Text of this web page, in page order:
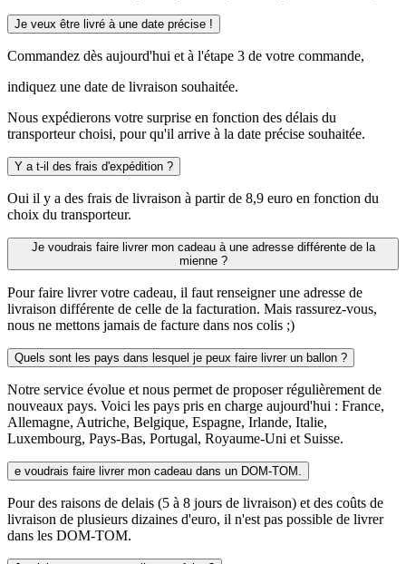
Je veux être livré à une date précise !
Commandez dès aujourd'hui et à l'étape 3 de votre commande,
indiquez une date de livraison souhaitée.
Nous expédierons votre surprise en fonction des délais du
transporteur choisi, pour qu'il arrive à la date précise souhaitée.
Y a t-il des frais d'expédition ?
Oui il y a des frais de livraison à partir de 8,9 euro en fonction du
choix du transporteur.
Je voudrais faire livrer mon cadeau à une adresse différente de la
mienne ?
Pour faire livrer votre cadeau, il faut renseigner une adresse de
livraison différente de celle de la facturation. Mais rassurez-vous,
nous ne mettons jamais de facture dans nos colis ;)
Quels sont les pays dans lesquel je peux faire livrer un ballon ?
Notre service évolue et nous permet de proposer régulièrement de
nouveaux pays. Voici les pays pris en charge aujourd'hui : France,
Allemagne, Autriche, Belgique, Espagne, Irlande, Italie,
Luxembourg, Pays-Bas, Portugal, Royaume-Uni et Suisse.
e voudrais faire livrer mon cadeau dans un DOM-TOM.
Pour des raisons de delais (5 à 8 jours de livraison) et des coûts de
livraison de plusieurs dizaines d'euro, il n'est pas possible de livrer
dans les DOM-TOM.